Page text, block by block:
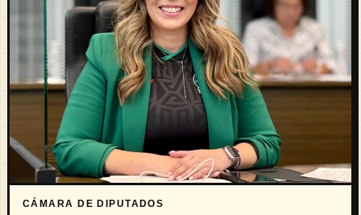
CÁMARA DE DIPUTADOS